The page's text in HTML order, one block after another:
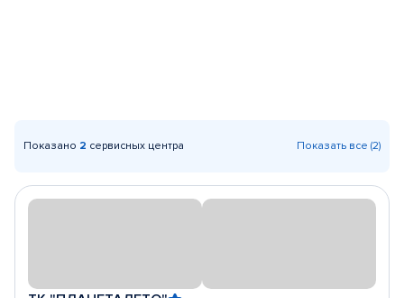
Показано 2 сервисных центра Показать все (2)